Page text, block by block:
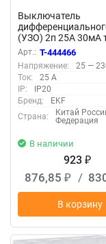
Выключатель
(УЗО) 2п 25А 30мА
Basic электрон.EKF
25-30e-sim
Арт.: T-444466
Напряжение:
25 —
Ток:
25 А
IP:
IP20
Бренд:
EKF
Страна:
Китай
Федерация
В наличии
923 ₽
876,85 ₽ /
В корзину